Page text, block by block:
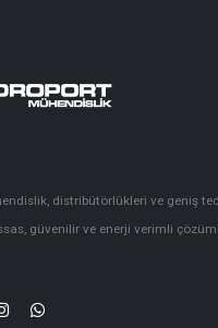
distribütörlükleri ve geniş
güvenilir ve enerji verimli